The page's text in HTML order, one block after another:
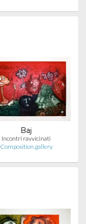
Baj
Incontri ravvicinati
Composition.gallery